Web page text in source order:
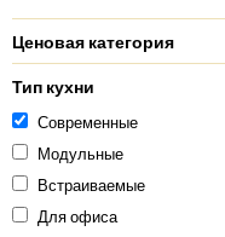
Ценовая категория
Тип кухни
Современные
Модульные
Встраиваемые
Для офиса